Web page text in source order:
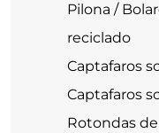
Pilona /
reciclado
Captafaros
Captafaros
Rotondas